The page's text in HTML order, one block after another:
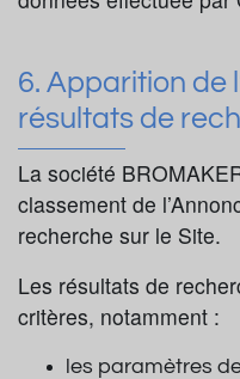
6. Apparition de
résultats de
La société
classement de
recherche sur le Site.
Les résultats de
critères, notamment :
les paramètres